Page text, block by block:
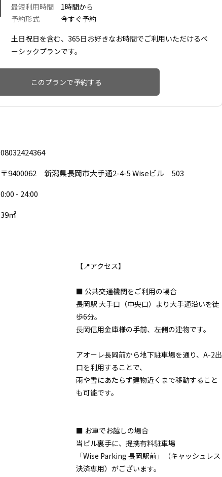
最短利用時間 1時間から
予約形式 今すぐ予約
土日祝日を含む、365日お好きなお時間でご利用いただけるベ
ーシックプランです。
このプランで予約する
08032424364
〒9400062 新潟県長岡市大手通2-4-5 Wiseビル 503
0:00 - 24:00
39㎡
【📍アクセス】
■ 公共交通機関をご利用の場合
長岡駅 大手口（中央口）より大手通沿いを徒
歩6分。
長岡信用金庫様の手前、左側の建物です。
アオーレ長岡前から地下駐車場を通り、A-2出
口を利用することで、
雨や雪にあたらず建物近くまで移動すること
も可能です。
■ お車でお越しの場合
当ビル裏手に、提携有料駐車場
「Wise Parking 長岡駅前」（キャッシュレス
決済専用）がございます。